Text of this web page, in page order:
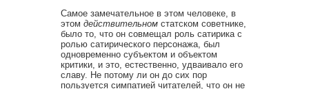
Самое замечательное в этом человеке, в
этом действительном статском советнике,
было то, что он совмещал роль сатирика с
ролью сатирического персонажа, был
одновременно субъектом и объектом
критики, и это, естественно, удваивало его
славу. Не потому ли он до сих пор
пользуется симпатией читателей, что он не